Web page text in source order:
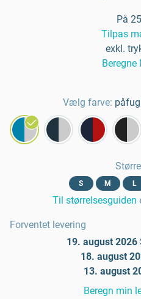
På
Tilpas
exkl.
Beregne
Vælg farve:
S M L
Til størrelsesguiden
Forventet levering
19. august 2026
18. august
13. august
Beregn min